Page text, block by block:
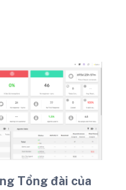
Tổng đài của